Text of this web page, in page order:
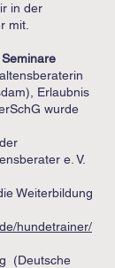
in der
mit.
Erlaubnis
wurde
e. V.
Weiterbildung
hundetrainer/
(Deutsche